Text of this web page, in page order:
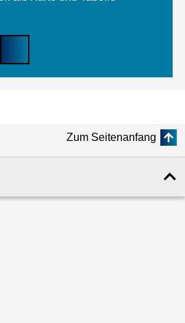
Zum Seitenanfang